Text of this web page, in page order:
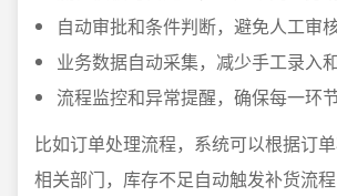
自动审批和条件判断，避免人工审核
业务数据自动采集，减少手工录入和
流程监控和异常提醒，确保每一环
比如订单处理流程，系统可以根据订
相关部门，库存不足自动触发补货流